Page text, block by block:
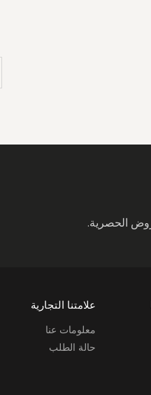
الحصرية.
علامتنا التجارية
معلومات عنا
حالة الطلب